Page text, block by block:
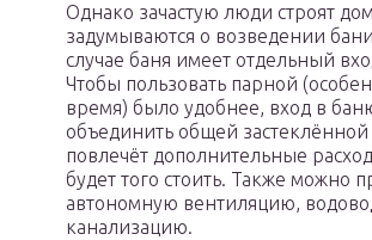
Однако зачастую люди строят
задумываются о возведении
случае баня имеет отдельный
Чтобы пользовать парной
время) было удобнее, вход в
объединить общей
повлечёт дополнительные
будет того стоить. Также можно
автономную вентиляцию,
канализацию.